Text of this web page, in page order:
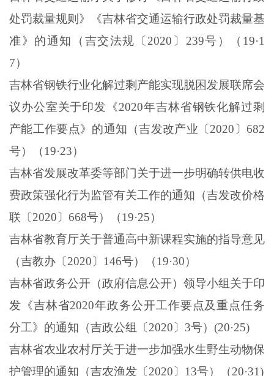
处罚裁量规则》《吉林省交通运输行政处罚裁量基
准》的通知（吉交法规〔2020 〕 239号）（ 19·1
7）
吉林省钢铁行业化解过剩产能实现脱困发展联席会
议办公室关于印发《2020年吉林省钢铁化解过剩
产能工作要点》的通知（吉发改产业〔2020〕682
号）（19·23）
吉林省发展改革委等部门关于进一步明确转供电收
费政策强化行为监管有关工作的通知（吉发改价格
联〔2020〕 668号）（19·25）
吉林省教育厅关于普通高中新课程实施的指导意见
（吉教办〔2020〕 146号）（19·30）
吉林省政务公开（政府信息公开）领导小组关于印
发《吉林省2020年政务公开工作要点及重点任务
分工》的通知（吉政公组〔2020〕 3号） (20·25)
吉林省农业农村厅关于进一步加强水生野生动物保
护管理的通知（吉农渔发〔2020〕 13号）（20·31)